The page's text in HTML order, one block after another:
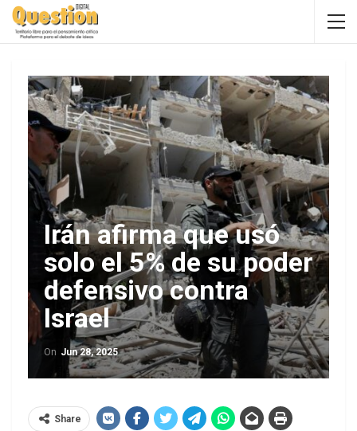
Irán afirma que usó
solo el 5% de su poder
defensivo contra
Israel
On Jun 28, 2025
Share